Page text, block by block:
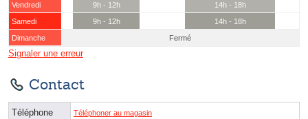
Vendredi
9h - 12h
14h - 18h
Samedi
9h - 12h
14h - 18h
Dimanche
Fermé
Signaler une erreur
Contact
Téléphone Téléphoner au magasin